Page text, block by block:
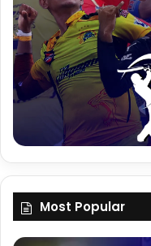
Most Popular